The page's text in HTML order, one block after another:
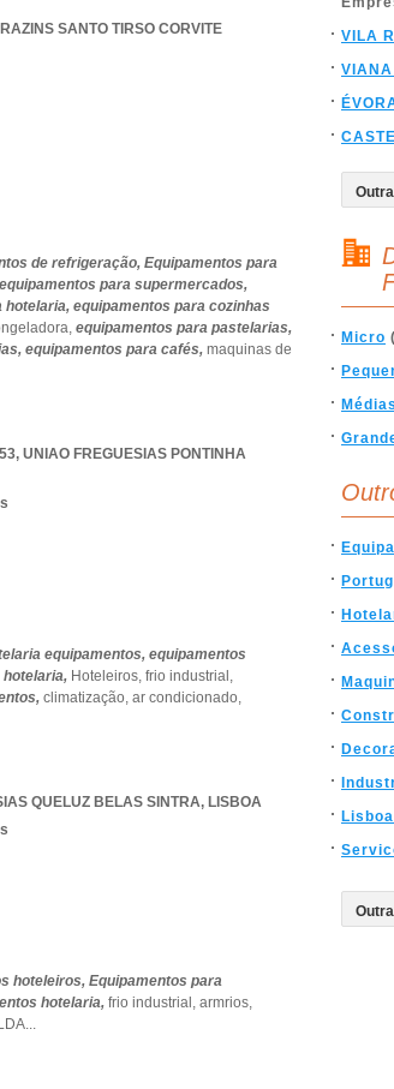
SANTO TIRSO CORVITE
de refrigeração, Equipamentos para
equipamentos para supermercados,
hotelaria, equipamentos para cozinhas
equipamentos para pastelarias,
equipamentos para cafés, maquinas de
, UNIAO FREGUESIAS PONTINHA
equipamentos, equipamentos
hotelaria, Hoteleiros, frio industrial,
climatização, ar condicionado,
QUELUZ BELAS SINTRA, LISBOA
hoteleiros, Equipamentos para
hotelaria, frio industrial, armrios,
LDA...
VILA
Micro
Lisboa